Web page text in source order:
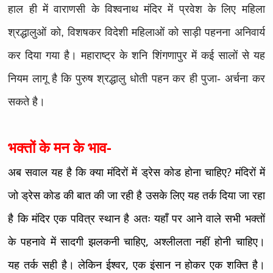
हाल ही में वाराणसी के विश्वनाथ मंदिर में प्रवेश के लिए महिला
श्रद्धालुओं को, विशषकर विदेशी महिलाओं को साड़ी पहनना अनिवार्य
कर दिया गया है। महाराष्ट्र के शनि शिंगणापुर में कई सालों से यह
नियम लागू है कि पुरुष श्रद्धालु धोती पहन कर ही पुजा- अर्चना कर
सकते है।
भक्तों के मन के भाव-
अब सवाल यह है कि क्या मंदिरों में ड्रेस कोड होना चाहिए? मंदिरों में
जो ड्रेस कोड की बात की जा रही है उसके लिए यह तर्क दिया जा रहा
है कि मंदिर एक पवित्र स्थान है अतः यहाँ पर आने वाले सभी भक्तों
के पहनावे में सादगी झलकनी चाहिए, अश्लीलता नहीं होनी चाहिए।
यह तर्क सही है। लेकिन ईश्वर, एक इंसान न होकर एक शक्ति है।